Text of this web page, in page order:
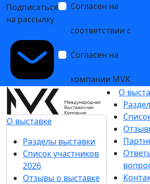
Подписаться
на рассылку
Согласен на
соответствии с
Согласен на
компании MVK
О выставке
Разделы выставки
Список участников
2026
Отзывы о выставке
О